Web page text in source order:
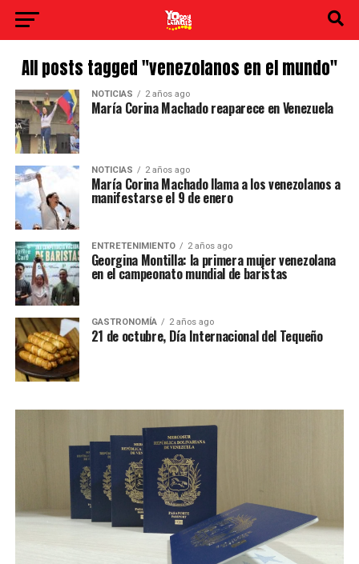
All posts tagged "venezolanos en el mundo"
NOTICIAS 2 años ago
María Corina Machado reaparece en Venezuela
NOTICIAS 2 años ago
María Corina Machado llama a los venezolanos a
manifestarse el 9 de enero
ENTRETENIMIENTO 2 años ago
Georgina Montilla: la primera mujer venezolana
en el campeonato mundial de baristas
GASTRONOMÍA 2 años ago
21 de octubre, Día Internacional del Tequeño